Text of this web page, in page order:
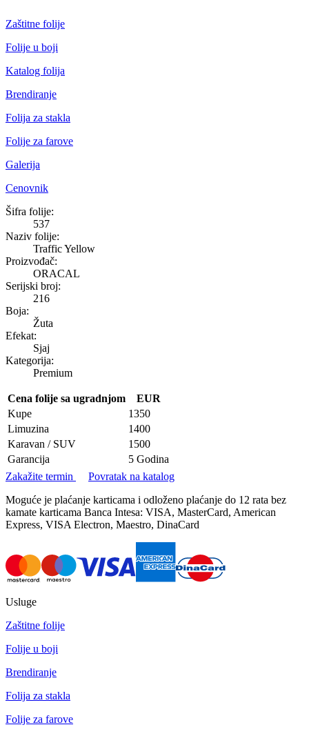
Zaštitne folije
Folije u boji
Katalog folija
Brendiranje
Folija za stakla
Folije za farove
Galerija
Cenovnik
Traffic Yellow
Šifra folije:
537
Naziv folije:
Traffic Yellow
Proizvođač:
ORACAL
Serijski broj:
216
Boja:
Žuta
Efekat:
Sjaj
Kategorija:
Premium
Cena folije sa ugradnjom
EUR
Kupe
1350
Limuzina
1400
Karavan / SUV
1500
Garancija
5 Godina
Zakažite termin
Povratak na katalog
Moguće je plaćanje karticama i odloženo plaćanje do 12 rata bez
kamate karticama Banca Intesa: VISA, MasterCard, American
Express, VISA Electron, Maestro, DinaCard
Usluge
Zaštitne folije
Folije u boji
Brendiranje
Folija za stakla
Folije za farove